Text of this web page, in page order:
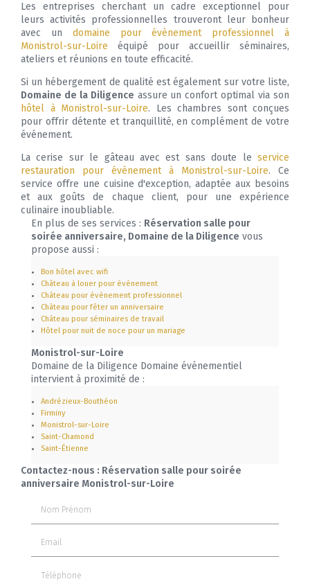
Les entreprises cherchant un cadre exceptionnel pour
leurs activités professionnelles trouveront leur bonheur
avec un domaine pour évènement professionnel à
Monistrol-sur-Loire équipé pour accueillir séminaires,
ateliers et réunions en toute efficacité.
Si un hébergement de qualité est également sur votre liste,
Domaine de la Diligence assure un confort optimal via son
hôtel à Monistrol-sur-Loire. Les chambres sont conçues
pour offrir détente et tranquillité, en complément de votre
événement.
La cerise sur le gâteau avec est sans doute le service
restauration pour évènement à Monistrol-sur-Loire. Ce
service offre une cuisine d'exception, adaptée aux besoins
et aux goûts de chaque client, pour une expérience
culinaire inoubliable.
En plus de ses services : Réservation salle pour
soirée anniversaire, Domaine de la Diligence vous
propose aussi :
Bon hôtel avec wifi
Château à louer pour évènement
Château pour évènement professionnel
Château pour fêter un anniversaire
Château pour séminaires de travail
Hôtel pour nuit de noce pour un mariage
Monistrol-sur-Loire
Domaine de la Diligence Domaine événementiel
intervient à proximité de :
Andrézieux-Bouthéon
Firminy
Monistrol-sur-Loire
Saint-Chamond
Saint-Étienne
Contactez-nous : Réservation salle pour soirée
anniversaire Monistrol-sur-Loire